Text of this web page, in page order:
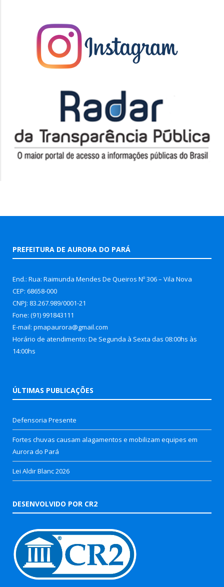
PREFEITURA DE AURORA DO PARÁ
End.: Rua: Raimunda Mendes De Queiros Nº 306 – Vila Nova
CEP: 68658-000
CNPJ: 83.267.989/0001-21
Fone: (91) 991843111
E-mail: pmapaurora@gmail.com
Horário de atendimento: De Segunda à Sexta das 08:00hs às
14:00hs
ÚLTIMAS PUBLICAÇÕES
Defensoria Presente
Fortes chuvas causam alagamentos e mobilizam equipes em
Aurora do Pará
Lei Aldir Blanc 2026
DESENVOLVIDO POR CR2